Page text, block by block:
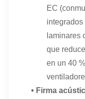
EC
laminares
que
en un 40
• Firma